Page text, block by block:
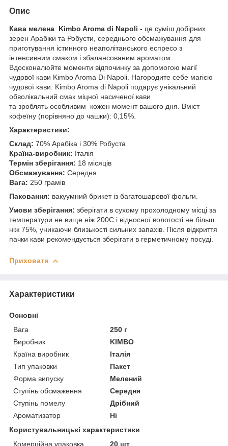
Опис
Кава мелена Kimbo Aroma di Napoli - це суміш добірних
зерен Арабіки та Робусти, середнього обсмажування для
приготування істинного неаполітанського еспресо з
інтенсивним смаком і збалансованим ароматом.
Вдосконалюйте моменти відпочинку за допомогою магії
чудової кави Kimbo Aroma Di Napoli. Нагородите себе магією
чудової кави. Kimbo Aroma di Napoli подарує унікальний
обволікальний смак міцної насиченої кави
та зроблять особливим кожен момент вашого дня. Вміст
кофеїну (порівняно до чашки): 0,15%.
Характеристики:
Склад: 70% Арабіка і 30% Робуста
Країна-виробник: Італія
Термін зберігання: 18 місяців
Обсмажування: Середня
Вага: 250 грамів
Паковання: вакуумний брикет із багатошарової фольги.
Умови зберігання: зберігати в сухому прохолодному місці за
температури не вище ніж 200C і відносної вологості не більш
ніж 75%, уникаючи близькості сильних запахів. Після відкриття
пачки кави рекомендується зберігати в герметичному посуді.
Приховати
Характеристики
Основні
Вага
250 г
Виробник
KIMBO
Країна виробник
Італія
Тип упаковки
Пакет
Форма випуску
Мелений
Ступінь обсмаження
Середня
Ступінь помелу
Дрібний
Ароматизатор
Ні
Користувальницькі характеристики
Комерційна упаковка
20 шт